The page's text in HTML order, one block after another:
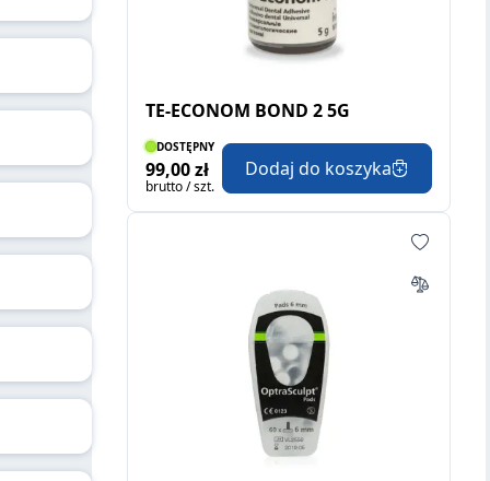
TE-ECONOM BOND 2 5G
DOSTĘPNY
99,00 zł
brutto / szt.
Dodaj do koszyka